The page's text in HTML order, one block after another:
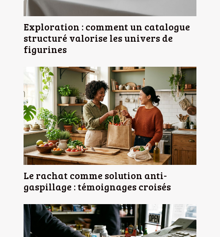
Exploration : comment un catalogue
structuré valorise les univers de
figurines
Le rachat comme solution anti-
gaspillage : témoignages croisés